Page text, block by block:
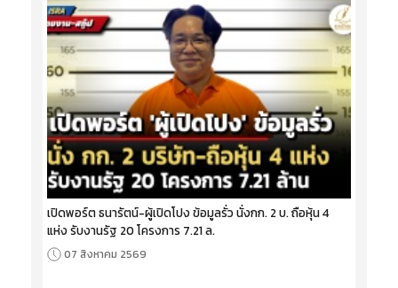
เปิดพอร์ต ธนารัตน์-ผู้เปิดโปง ข้อมูลรั่ว นั่งกก. 2 บ. ถือหุ้น 4
แห่ง รับงานรัฐ 20 โครงการ 7.21 ล.
07 สิงหาคม 2569